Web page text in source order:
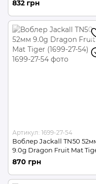
832 грн
Артикул: 1699-27-54
Воблер Jackall TN50
9.0g Dragon Fruit Mat
(1699-27-54)
870 грн